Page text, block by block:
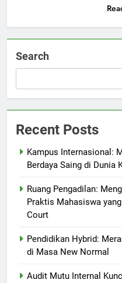
Search
Recent Posts
Kampus Internasional:
Berdaya Saing di Dunia
Ruang Pengadilan:
Praktis Mahasiswa
Court
Pendidikan Hybrid:
di Masa New Normal
Audit Mutu Internal